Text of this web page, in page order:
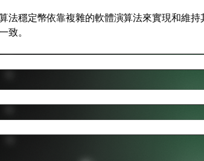
法穩定幣依靠複雜的軟體演算法來實現和維持
致。